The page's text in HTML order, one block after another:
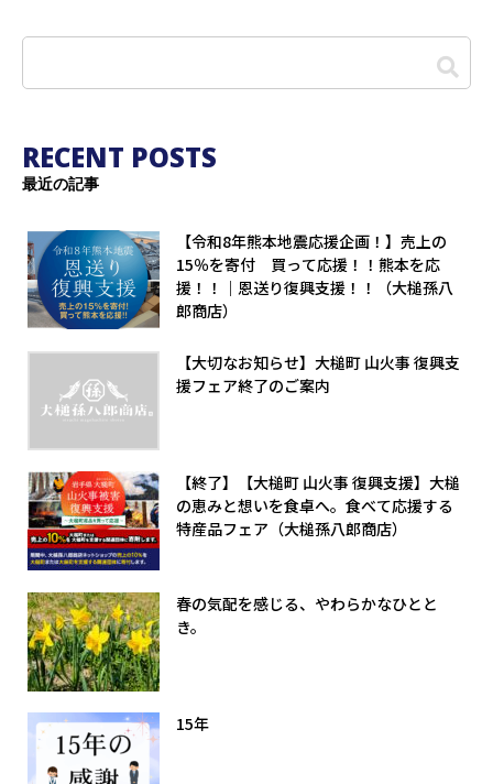
RECENT POSTS
最近の記事
【令和8年熊本地震応援企画！】売上の
15％を寄付 買って応援！！熊本を応
援！！｜恩送り復興支援！！（大槌孫八
郎商店）
【大切なお知らせ】大槌町 山火事 復興支
援フェア終了のご案内
【終了】【大槌町 山火事 復興支援】大槌
の恵みと想いを食卓へ。食べて応援する
特産品フェア（大槌孫八郎商店）
春の気配を感じる、やわらかなひとと
き。
15年